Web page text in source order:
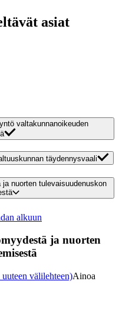
asiat
valtakunnanoikeuden
täydennysvaali
nuorten tulevaisuudenuskon
alkuun
ja nuorten
välilehteen)Ainoa